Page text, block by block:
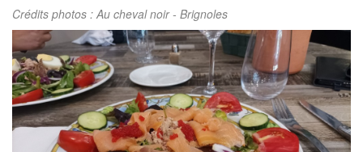
Crédits photos : Au cheval noir - Brignoles